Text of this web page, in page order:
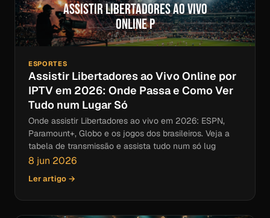
Assistir Libertadores ao Vivo
Online p
ESPORTES
Assistir Libertadores ao Vivo Online por
IPTV em 2026: Onde Passa e Como Ver
Tudo num Lugar Só
Onde assistir Libertadores ao vivo em 2026: ESPN,
Paramount+, Globo e os jogos dos brasileiros. Veja a
tabela de transmissão e assista tudo num só lug
8 jun 2026
Ler artigo →